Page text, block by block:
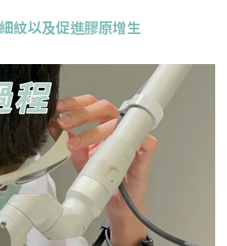
紋以及促進膠原增生